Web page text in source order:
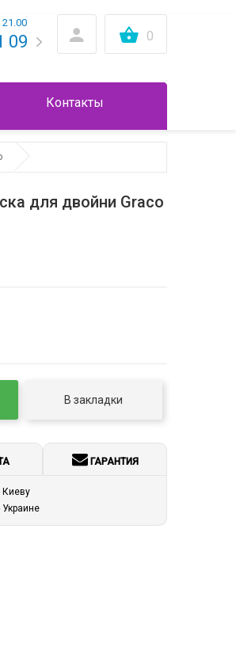
0
09
Контакты
для двойни Graco
В закладки
ГАРАНТИЯ